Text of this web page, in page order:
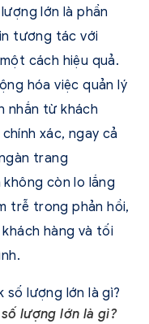
lớn là phần
tương tác với
cách hiệu quả.
hóa việc quản lý
nhắn từ khách
xác, ngay cả
trang
không còn lo lắng
trễ trong phản hồi,
hàng và tối
lượng lớn là gì?